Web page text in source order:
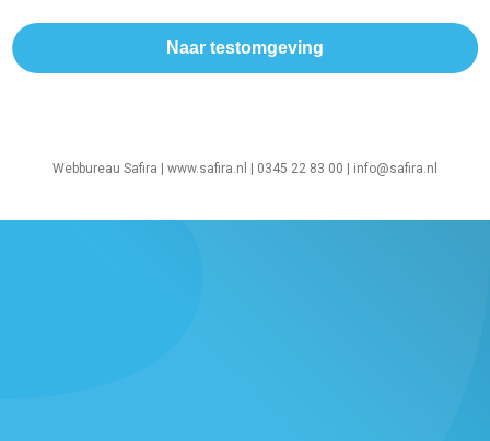
Webbureau Safira | www.safira.nl | 0345 22 83 00 | info@safira.nl